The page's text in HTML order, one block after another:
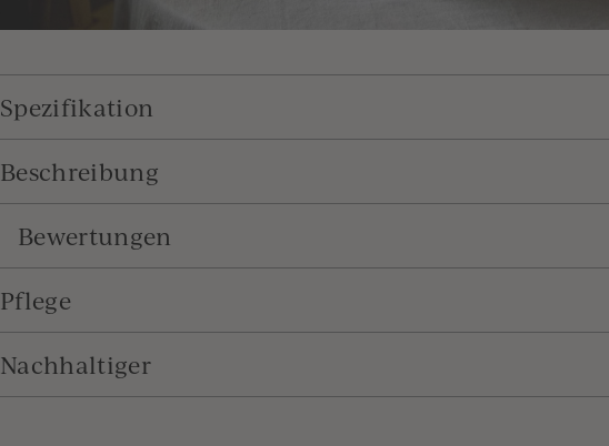
Spezifikation
Beschreibung
Bewertungen
Pflege
Nachhaltiger